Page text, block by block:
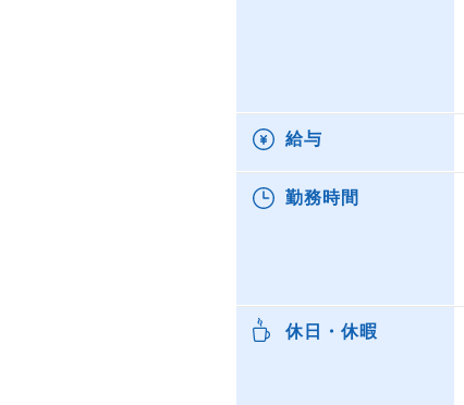
給与
勤務時間
休日・休暇